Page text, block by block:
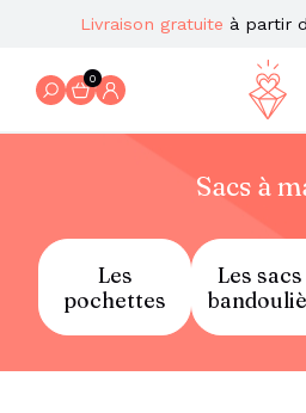
Livraison gratuite à partir
0
Sacs à
Les
pochettes
Les sacs